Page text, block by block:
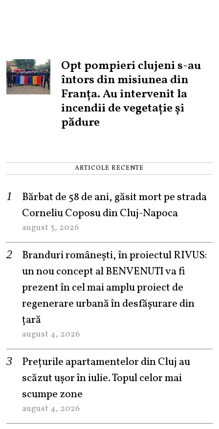
Opt pompieri clujeni s-au
întors din misiunea din
Franța. Au intervenit la
incendii de vegetație și
pădure
ARTICOLE RECENTE
Bărbat de 58 de ani, găsit mort pe strada
Corneliu Coposu din Cluj-Napoca
august 5, 2026
Branduri românești, în proiectul RIVUS:
un nou concept al BENVENUTI va fi
prezent în cel mai amplu proiect de
regenerare urbană în desfășurare din
țară
august 4, 2026
Prețurile apartamentelor din Cluj au
scăzut ușor în iulie. Topul celor mai
scumpe zone
august 4, 2026